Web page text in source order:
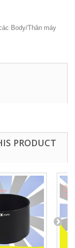
Body/Thân máy
PRODUCT